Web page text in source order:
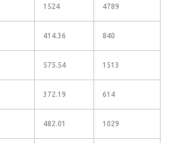
1524 4789
414.36 840
575.54 1513
372.19 614
482.01 1029